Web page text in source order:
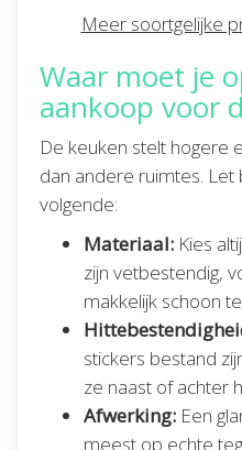
Meer soortgelijke
Waar moet je
aankoop voor
De keuken stelt hogere
dan andere ruimtes.
volgende:
Materiaal: Kies
zijn vetbestendig,
makkelijk schoon
stickers bestand
ze naast of achter
Afwerking: Een
meest op echte